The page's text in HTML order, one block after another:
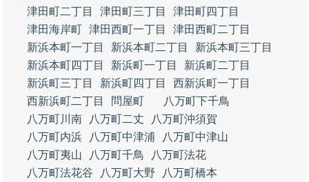
津田町二丁目
津田町三丁目
津田町四丁目
津田海岸町 津田西町一丁目
津田西町二丁目
新浜本町一丁目
新浜本町二丁目
新浜本町三丁目
新浜本町四丁目
新浜町一丁目
新浜町二丁目
新浜町三丁目
新浜町四丁目
西新浜町一丁目
西新浜町二丁目
問屋町
八万町下千鳥
八万町川南
八万町二丈
八万町沖須賀
八万町内浜
八万町中津浦
八万町中津山
八万町夷山
八万町千鳥
八万町法花
八万町法花谷
八万町大野
八万町橋本